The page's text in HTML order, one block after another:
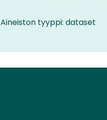
Aineiston tyyppi: dataset